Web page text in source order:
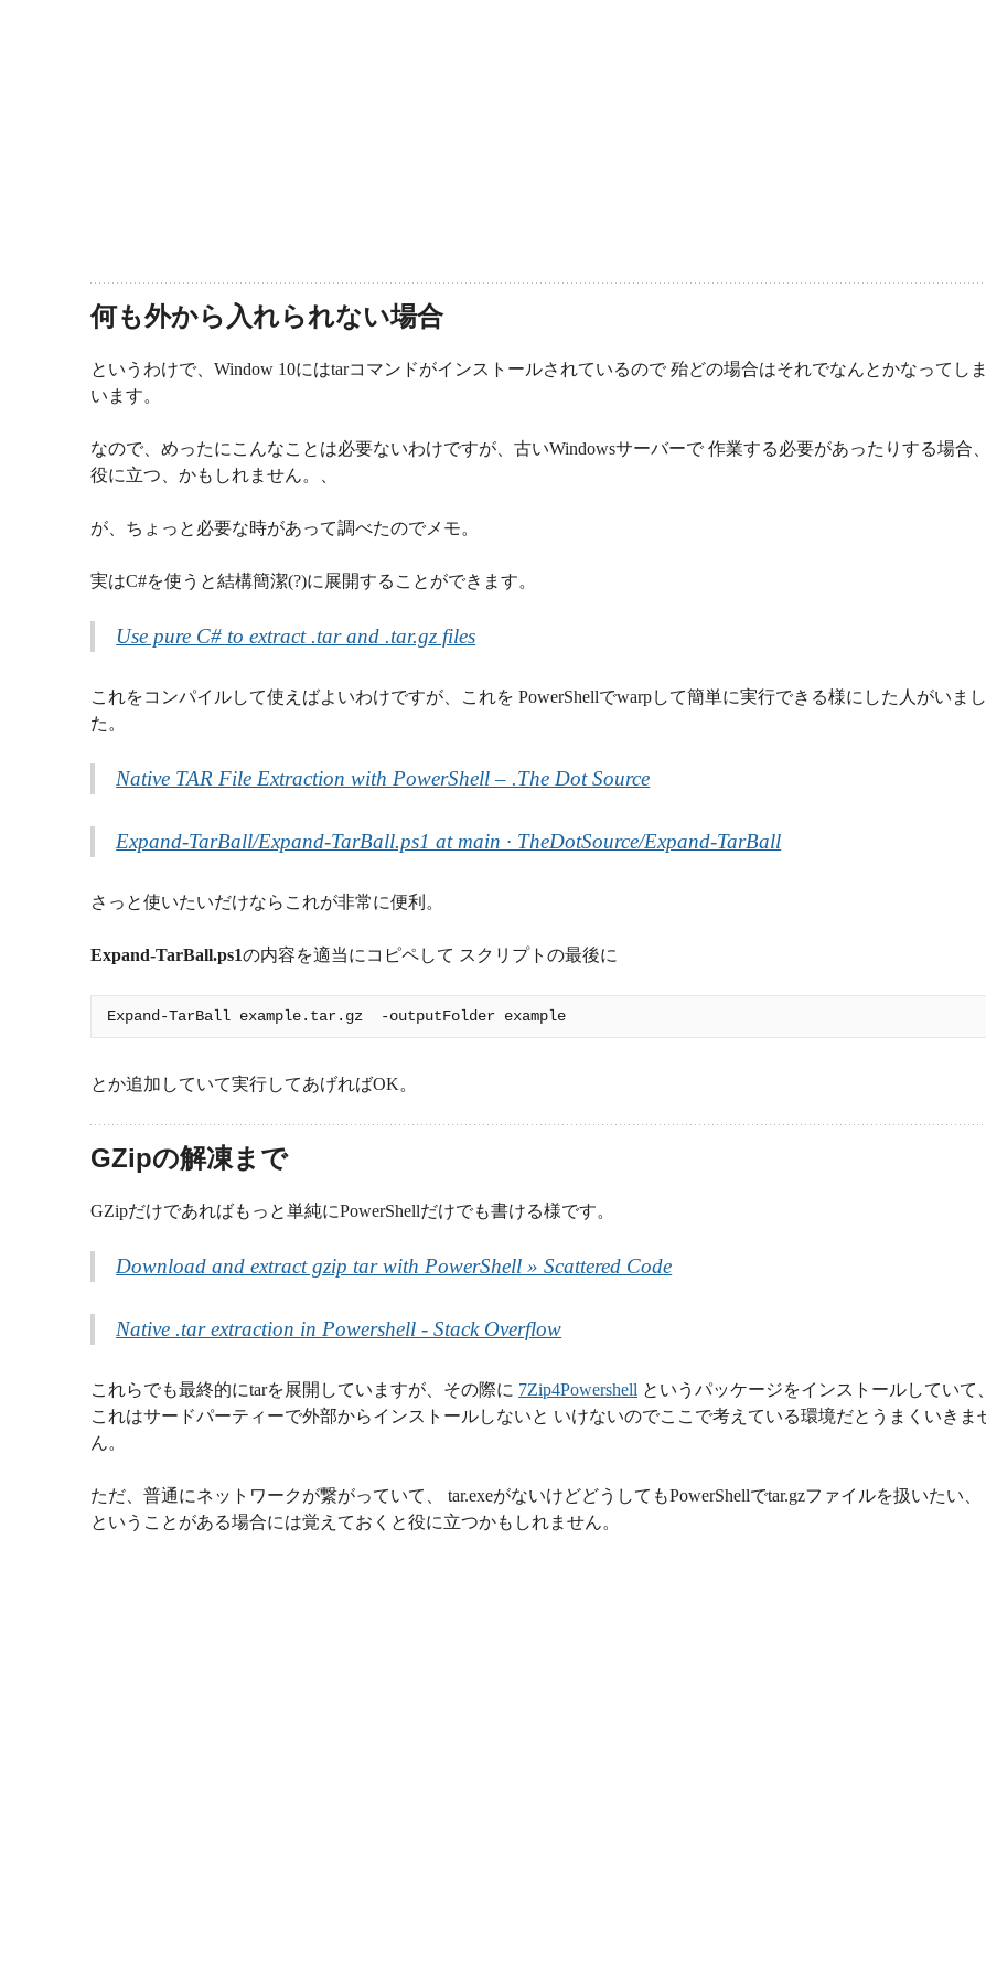
何も外から入れられない場合
というわけで、Window 10にはtarコマンドがインストールされているので 殆どの場合はそれでなんとかなってしま
います。
なので、めったにこんなことは必要ないわけですが、古いWindowsサーバーで 作業する必要があったりする場合、
役に立つ、かもしれません。、
が、ちょっと必要な時があって調べたのでメモ。
実はC#を使うと結構簡潔(?)に展開することができます。
Use pure C# to extract .tar and .tar.gz files
これをコンパイルして使えばよいわけですが、これを PowerShellでwarpして簡単に実行できる様にした人がいまし
た。
Native TAR File Extraction with PowerShell – .The Dot Source
Expand-TarBall/Expand-TarBall.ps1 at main · TheDotSource/Expand-TarBall
さっと使いたいだけならこれが非常に便利。
Expand-TarBall.ps1の内容を適当にコピペして スクリプトの最後に
とか追加していて実行してあげればOK。
GZipの解凍まで
GZipだけであればもっと単純にPowerShellだけでも書ける様です。
Download and extract gzip tar with PowerShell » Scattered Code
Native .tar extraction in Powershell - Stack Overflow
これらでも最終的にtarを展開していますが、その際に 7Zip4Powershell というパッケージをインストールしていて、
これはサードパーティーで外部からインストールしないと いけないのでここで考えている環境だとうまくいきま
ん。
ただ、普通にネットワークが繋がっていて、 tar.exeがないけどどうしてもPowerShellでtar.gzファイルを扱いたい、
ということがある場合には覚えておくと役に立つかもしれません。